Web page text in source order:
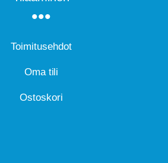
Toimitusehdot
Oma tili
Ostoskori